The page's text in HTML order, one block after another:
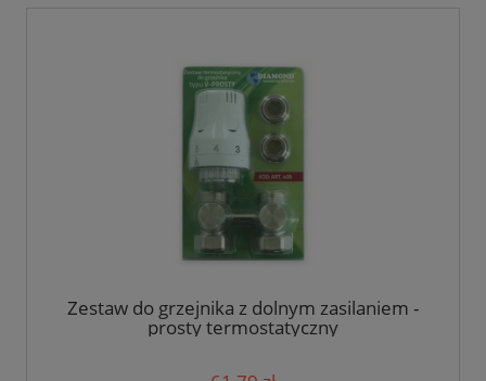
Zestaw do grzejnika z dolnym zasilaniem -
prosty termostatyczny